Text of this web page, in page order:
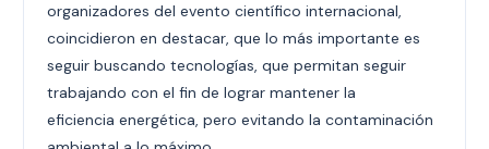
organizadores del evento científico internacional,
coincidieron en destacar, que lo más importante es
seguir buscando tecnologías, que permitan seguir
trabajando con el fin de lograr mantener la
eficiencia energética, pero evitando la contaminación